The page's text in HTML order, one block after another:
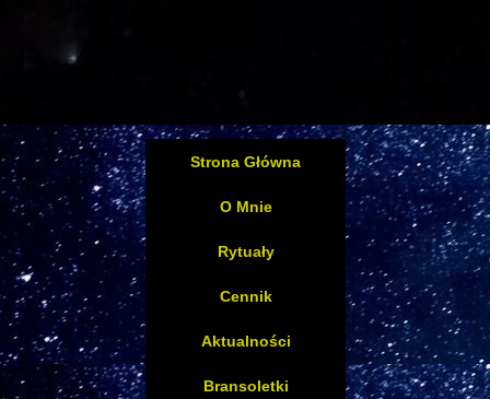
Strona Główna
O Mnie
Rytuały
Cennik
Aktualności
Bransoletki